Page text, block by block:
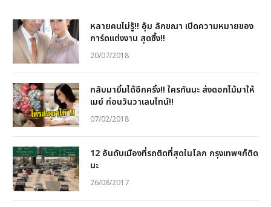
หลายคนไม่รู้!! อุ้ม ลักขณา เปิดความหมายของ
การ์ดแต่งงาน สุดซึ้ง!!
20/07/2018
กลับมายิ้มได้อีกครั้ง!! ใครกันนะ ส่งดอกไม้มาให้
เมย์ ก่อนวันวาเลนไทน์!!
07/02/2018
12 อันดับเมืองที่รถติดที่สุดในโลก กรุงเทพฯก็ติด
นะ
26/08/2017